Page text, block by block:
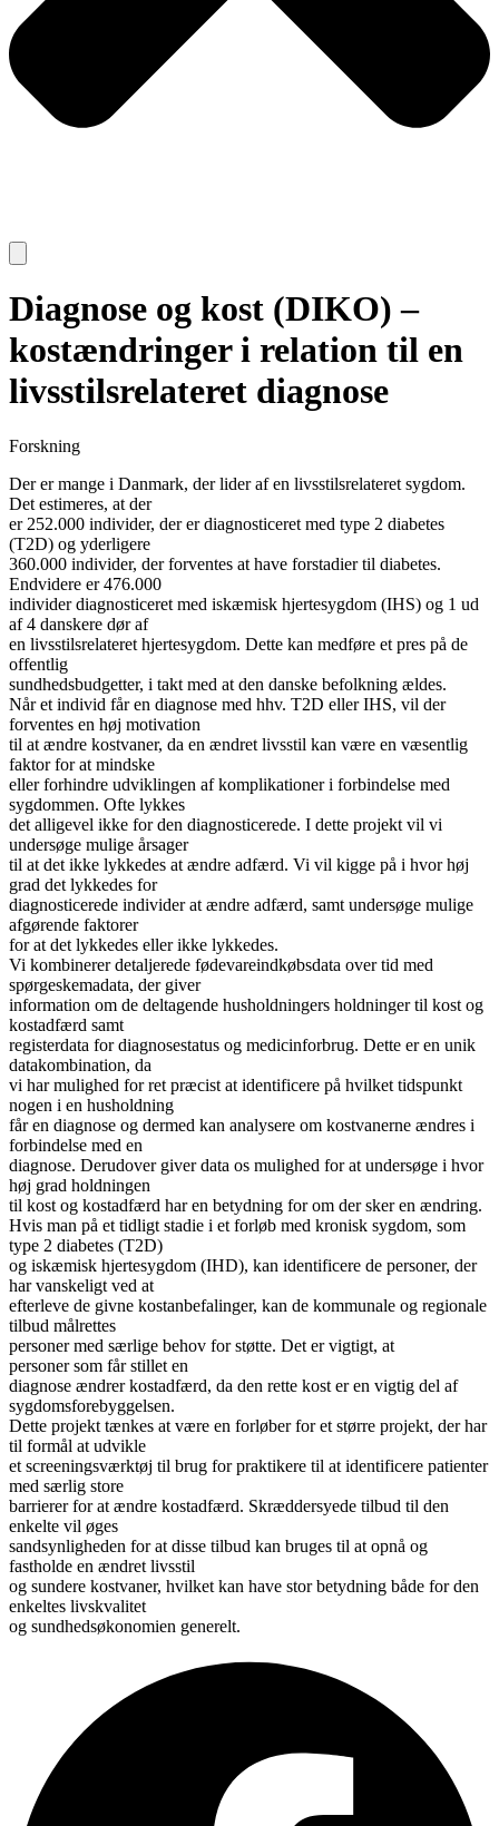
Diagnose og kost (DIKO) –
kostændringer i relation til en
livsstilsrelateret diagnose
Forskning
Der er mange i Danmark, der lider af en livsstilsrelateret sygdom.
Det estimeres, at der
er 252.000 individer, der er diagnosticeret med type 2 diabetes
(T2D) og yderligere
360.000 individer, der forventes at have forstadier til diabetes.
Endvidere er 476.000
individer diagnosticeret med iskæmisk hjertesygdom (IHS) og 1 ud
af 4 danskere dør af
en livsstilsrelateret hjertesygdom. Dette kan medføre et pres på de
offentlig
sundhedsbudgetter, i takt med at den danske befolkning ældes.
Når et individ får en diagnose med hhv. T2D eller IHS, vil der
forventes en høj motivation
til at ændre kostvaner, da en ændret livsstil kan være en væsentlig
faktor for at mindske
eller forhindre udviklingen af komplikationer i forbindelse med
sygdommen. Ofte lykkes
det alligevel ikke for den diagnosticerede. I dette projekt vil vi
undersøge mulige årsager
til at det ikke lykkedes at ændre adfærd. Vi vil kigge på i hvor høj
grad det lykkedes for
diagnosticerede individer at ændre adfærd, samt undersøge mulige
afgørende faktorer
for at det lykkedes eller ikke lykkedes.
Vi kombinerer detaljerede fødevareindkøbsdata over tid med
spørgeskemadata, der giver
information om de deltagende husholdningers holdninger til kost og
kostadfærd samt
registerdata for diagnosestatus og medicinforbrug. Dette er en unik
datakombination, da
vi har mulighed for ret præcist at identificere på hvilket tidspunkt
nogen i en husholdning
får en diagnose og dermed kan analysere om kostvanerne ændres i
forbindelse med en
diagnose. Derudover giver data os mulighed for at undersøge i hvor
høj grad holdningen
til kost og kostadfærd har en betydning for om der sker en ændring.
Hvis man på et tidligt stadie i et forløb med kronisk sygdom, som
type 2 diabetes (T2D)
og iskæmisk hjertesygdom (IHD), kan identificere de personer, der
har vanskeligt ved at
efterleve de givne kostanbefalinger, kan de kommunale og regionale
tilbud målrettes
personer med særlige behov for støtte. Det er vigtigt, at
personer som får stillet en
diagnose ændrer kostadfærd, da den rette kost er en vigtig del af
sygdomsforebyggelsen.
Dette projekt tænkes at være en forløber for et større projekt, der har
til formål at udvikle
et screeningsværktøj til brug for praktikere til at identificere patienter
med særlig store
barrierer for at ændre kostadfærd. Skræddersyede tilbud til den
enkelte vil øges
sandsynligheden for at disse tilbud kan bruges til at opnå og
fastholde en ændret livsstil
og sundere kostvaner, hvilket kan have stor betydning både for den
enkeltes livskvalitet
og sundhedsøkonomien generelt.